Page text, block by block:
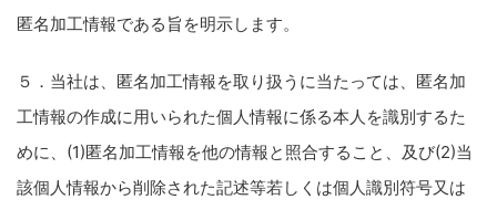
匿名加工情報である旨を明示します。
５．当社は、匿名加工情報を取り扱うに当たっては、匿名加
工情報の作成に用いられた個人情報に係る本人を識別するた
めに、(1)匿名加工情報を他の情報と照合すること、及び(2)当
該個人情報から削除された記述等若しくは個人識別符号又は